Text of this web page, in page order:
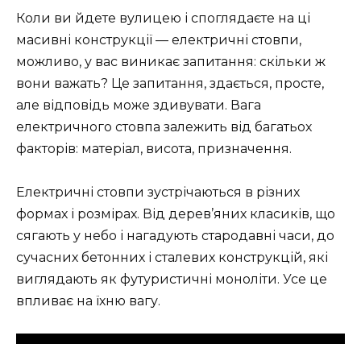
Коли ви йдете вулицею і споглядаєте на ці
масивні конструкції — електричні стовпи,
можливо, у вас виникає запитання: скільки ж
вони важать? Це запитання, здається, просте,
але відповідь може здивувати. Вага
електричного стовпа залежить від багатьох
факторів: матеріал, висота, призначення.
Електричні стовпи зустрічаються в різних
формах і розмірах. Від дерев’яних класиків, що
сягають у небо і нагадують стародавні часи, до
сучасних бетонних і сталевих конструкцій, які
виглядають як футуристичні моноліти. Усе це
впливає на їхню вагу.